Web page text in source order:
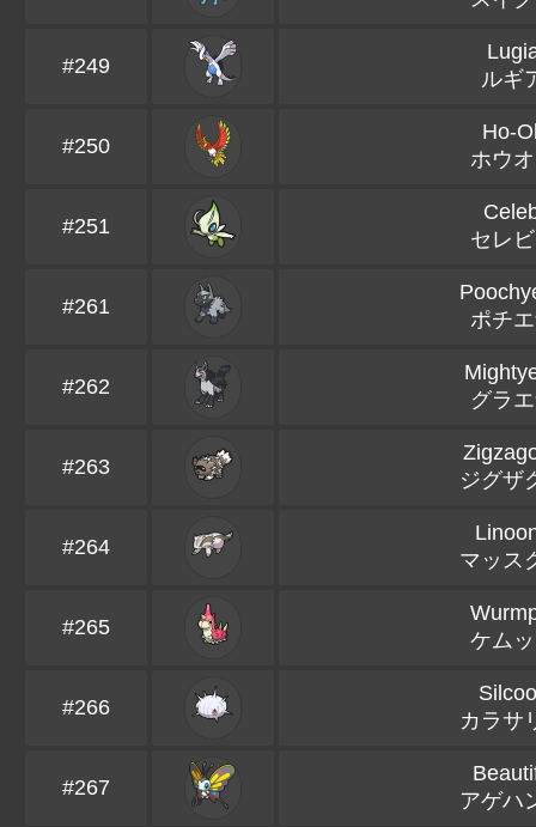
#249
ルギ
#250
Ho-
ホウ
#251
セレ
#261
ポチ
#262
グラ
#263
ジグザ
#264
マッス
#265
ケム
#266
カラサ
#267
アゲハ